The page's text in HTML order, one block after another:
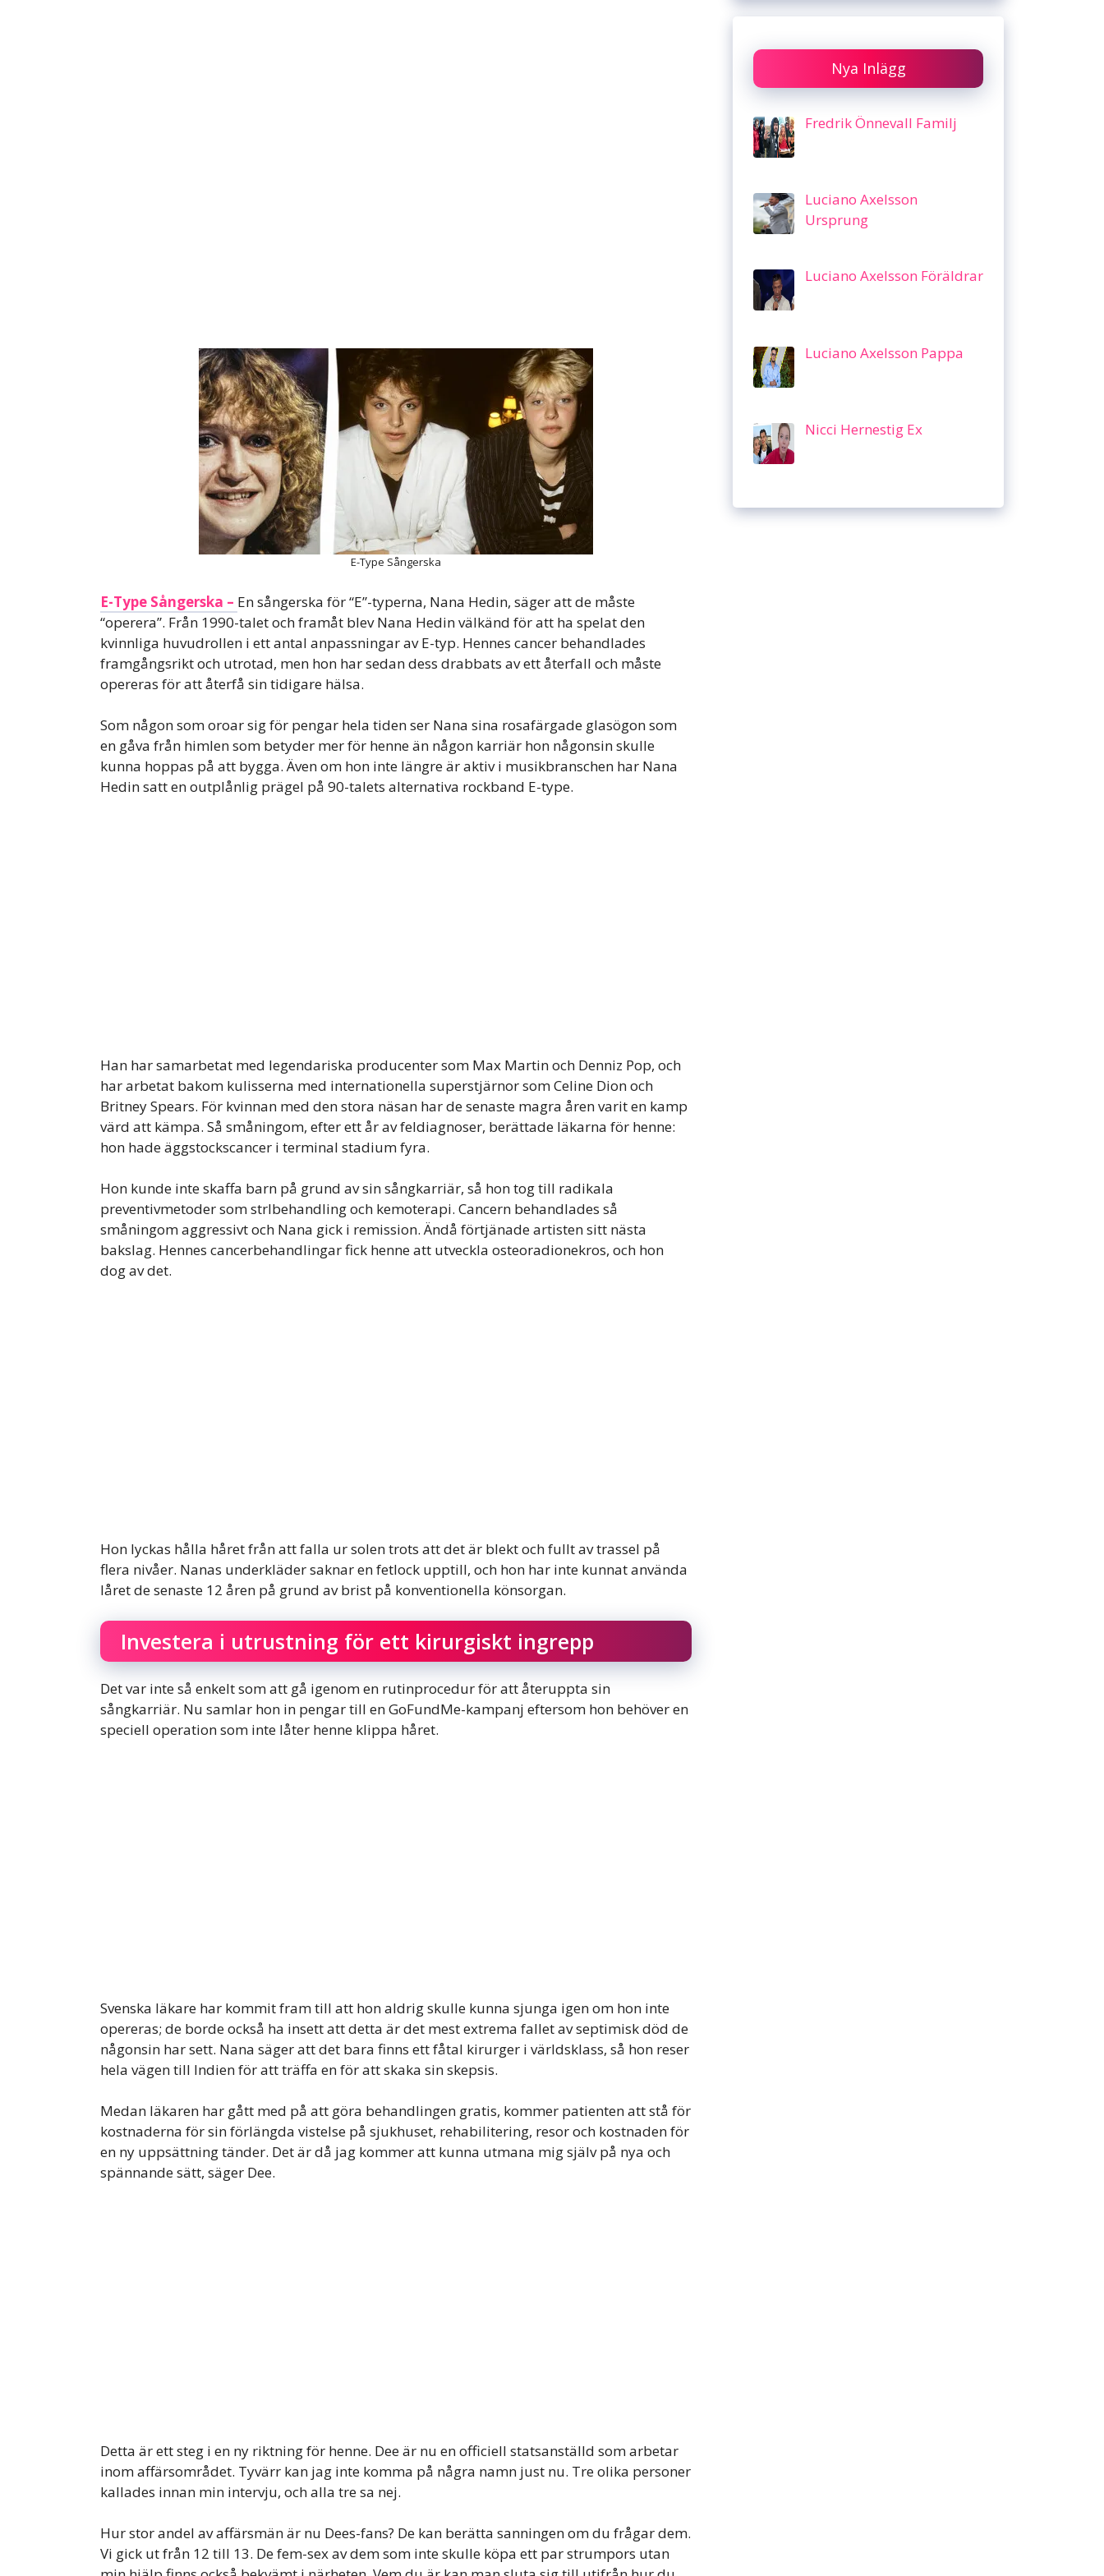
E-Type Sångerska
E-Type Sångerska – En sångerska för “E”-typerna, Nana Hedin, säger att de måste
“operera”. Från 1990-talet och framåt blev Nana Hedin välkänd för att ha spelat den
kvinnliga huvudrollen i ett antal anpassningar av E-typ. Hennes cancer behandlades
framgångsrikt och utrotad, men hon har sedan dess drabbats av ett återfall och måste
opereras för att återfå sin tidigare hälsa.
Som någon som oroar sig för pengar hela tiden ser Nana sina rosafärgade glasögon som
en gåva från himlen som betyder mer för henne än någon karriär hon någonsin skulle
kunna hoppas på att bygga. Även om hon inte längre är aktiv i musikbranschen har Nana
Hedin satt en outplånlig prägel på 90-talets alternativa rockband E-type.
Han har samarbetat med legendariska producenter som Max Martin och Denniz Pop, och
har arbetat bakom kulisserna med internationella superstjärnor som Celine Dion och
Britney Spears. För kvinnan med den stora näsan har de senaste magra åren varit en kamp
värd att kämpa. Så småningom, efter ett år av feldiagnoser, berättade läkarna för henne:
hon hade äggstockscancer i terminal stadium fyra.
Hon kunde inte skaffa barn på grund av sin sångkarriär, så hon tog till radikala
preventivmetoder som strlbehandling och kemoterapi. Cancern behandlades så
småningom aggressivt och Nana gick i remission. Ändå förtjänade artisten sitt nästa
bakslag. Hennes cancerbehandlingar fick henne att utveckla osteoradionekros, och hon
dog av det.
Hon lyckas hålla håret från att falla ur solen trots att det är blekt och fullt av trassel på
flera nivåer. Nanas underkläder saknar en fetlock upptill, och hon har inte kunnat använda
låret de senaste 12 åren på grund av brist på konventionella könsorgan.
Investera i utrustning för ett kirurgiskt ingrepp
Det var inte så enkelt som att gå igenom en rutinprocedur för att återuppta sin
sångkarriär. Nu samlar hon in pengar till en GoFundMe-kampanj eftersom hon behöver en
speciell operation som inte låter henne klippa håret.
Svenska läkare har kommit fram till att hon aldrig skulle kunna sjunga igen om hon inte
opereras; de borde också ha insett att detta är det mest extrema fallet av septimisk död de
någonsin har sett. Nana säger att det bara finns ett fåtal kirurger i världsklass, så hon reser
hela vägen till Indien för att träffa en för att skaka sin skepsis.
Medan läkaren har gått med på att göra behandlingen gratis, kommer patienten att stå för
kostnaderna för sin förlängda vistelse på sjukhuset, rehabilitering, resor och kostnaden för
en ny uppsättning tänder. Det är då jag kommer att kunna utmana mig själv på nya och
spännande sätt, säger Dee.
Detta är ett steg i en ny riktning för henne. Dee är nu en officiell statsanställd som arbetar
inom affärsområdet. Tyvärr kan jag inte komma på några namn just nu. Tre olika personer
kallades innan min intervju, och alla tre sa nej.
Hur stor andel av affärsmän är nu Dees-fans? De kan berätta sanningen om du frågar dem.
Vi gick ut från 12 till 13. De fem-sex av dem som inte skulle köpa ett par strumpors utan
Nya Inlägg
Fredrik Önnevall Familj
Luciano Axelsson
Ursprung
Luciano Axelsson Föräldrar
Luciano Axelsson Pappa
Nicci Hernestig Ex